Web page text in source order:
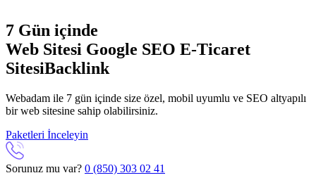
7 Gün içinde
Web Sitesi Google SEO E-Ticaret
SitesiBacklink
Webadam ile 7 gün içinde size özel, mobil uyumlu ve SEO altyapılı
bir web sitesine sahip olabilirsiniz.
Paketleri İnceleyin
Sorunuz mu var? 0 (850) 303 02 41